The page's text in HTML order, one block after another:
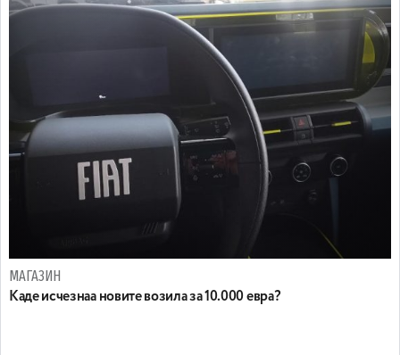
МАГАЗИН
Каде исчезнаа новите возила за 10.000 евра?